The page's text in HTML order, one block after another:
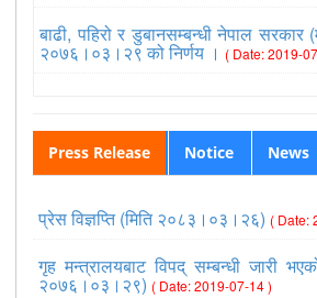
बाढी, पहिरो र डुबानसम्बन्धी नेपाल सरकार
२०७६।०३।२९ को निर्णय । ( Date: 2019-
Press Release Notice News
प्रेस विज्ञप्ति (मिति २०८३।०३।२६) ( Date:
गृह मन्त्रालयबाट विपद् सम्बन्धी जारी
२०७६।०३।२९) ( Date: 2019-07-14 )